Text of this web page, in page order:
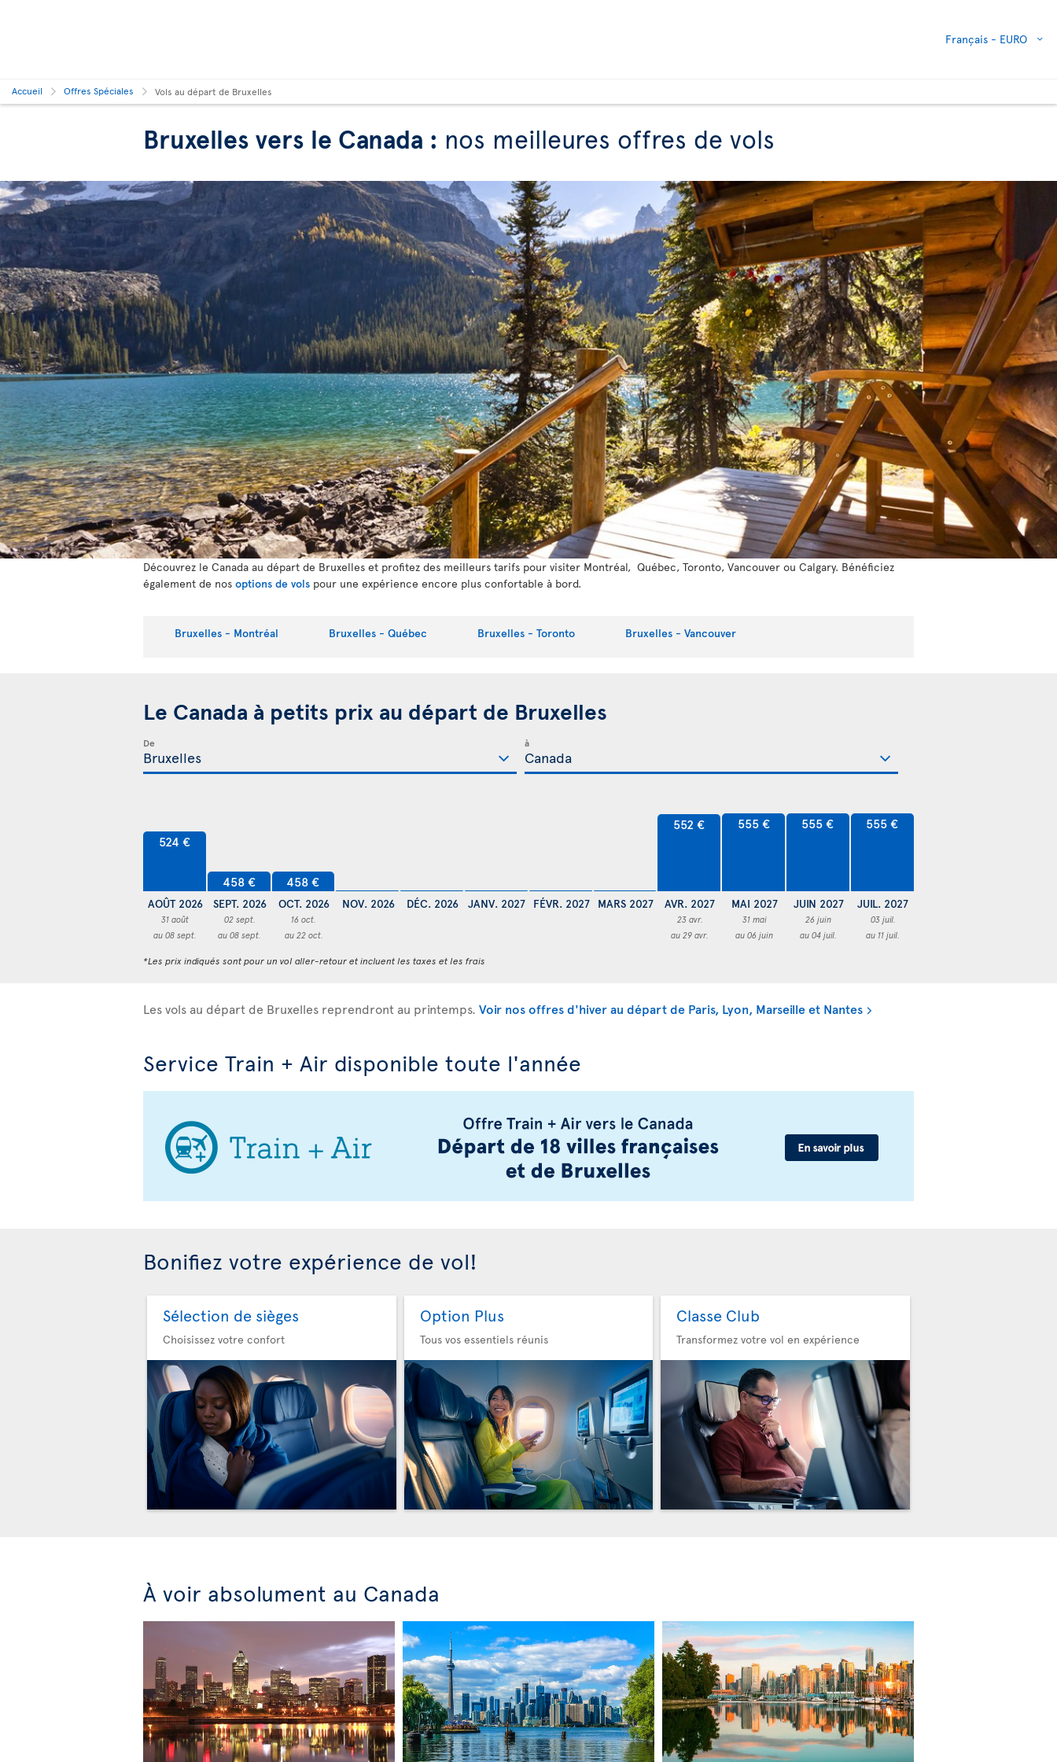
Français - EURO
Accueil Offres Spéciales Vols au départ de Bruxelles
Bruxelles vers le Canada : nos meilleures offres de vols
Découvrez le Canada au départ de Bruxelles et profitez des meilleurs tarifs pour visiter Montréal, Québec, Toronto, Vancouver ou Calgary. Bénéficiez
également de nos options de vols pour une expérience encore plus confortable à bord.
Bruxelles - Montréal Bruxelles - Québec Bruxelles - Toronto Bruxelles - Vancouver
Le Canada à petits prix au départ de Bruxelles
De à
524 €
AOÛT 2026
31 août
au 08 sept.
458 €
SEPT. 2026
02 sept.
au 08 sept.
458 €
OCT. 2026
16 oct.
au 22 oct.
NOV. 2026 DÉC. 2026 JANV. 2027 FÉVR. 2027 MARS 2027
552 €
AVR. 2027
23 avr.
au 29 avr.
555 €
MAI 2027
31 mai
au 06 juin
555 €
JUIN 2027
26 juin
au 04 juil.
555 €
JUIL. 2027
03 juil.
au 11 juil.
*Les prix indiqués sont pour un vol aller-retour et incluent les taxes et les frais
Les vols au départ de Bruxelles reprendront au printemps. Voir nos offres d'hiver au départ de Paris, Lyon, Marseille et Nantes
Service Train + Air disponible toute l'année
Bonifiez votre expérience de vol!
Sélection de sièges
Choisissez votre confort
Option Plus
Tous vos essentiels réunis
Classe Club
Transformez votre vol en expérience
À voir absolument au Canada